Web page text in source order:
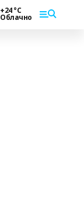
+24 °С
Облачно